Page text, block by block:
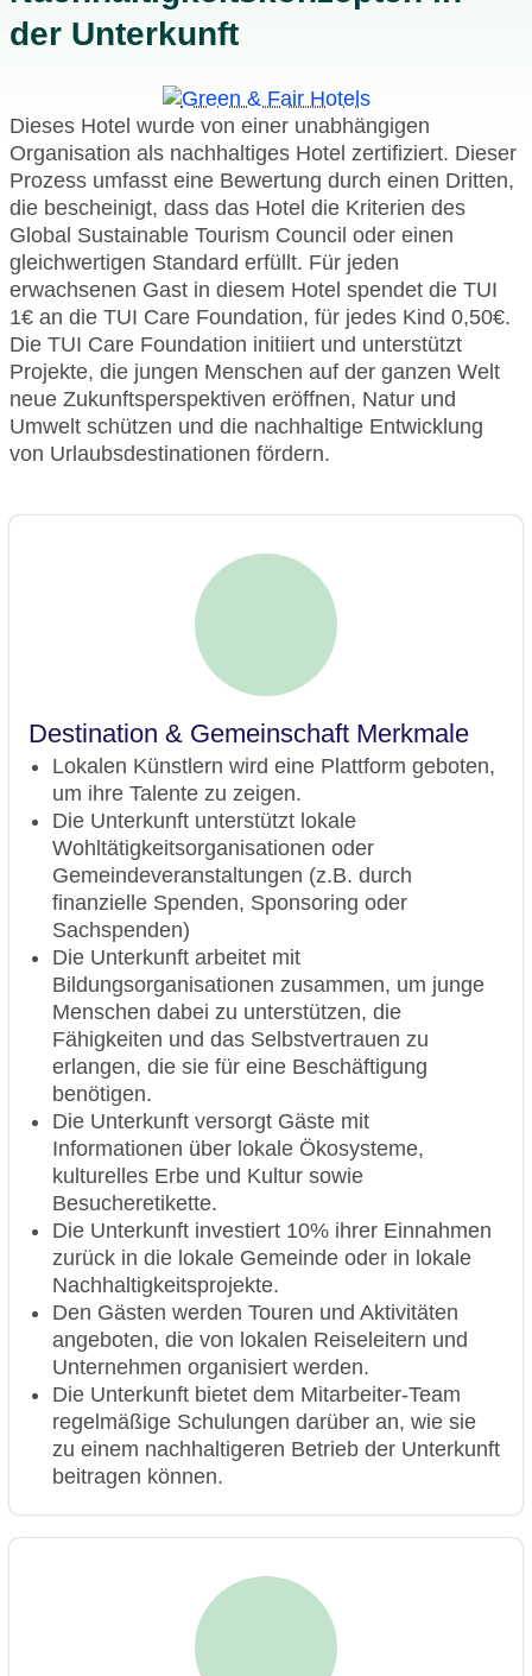
der Unterkunft
Dieses Hotel wurde von einer unabhängigen
Organisation als nachhaltiges Hotel zertifiziert. Dieser
Prozess umfasst eine Bewertung durch einen Dritten,
die bescheinigt, dass das Hotel die Kriterien des
Global Sustainable Tourism Council oder einen
gleichwertigen Standard erfüllt. Für jeden
erwachsenen Gast in diesem Hotel spendet die TUI
1€ an die TUI Care Foundation, für jedes Kind 0,50€.
Die TUI Care Foundation initiiert und unterstützt
Projekte, die jungen Menschen auf der ganzen Welt
neue Zukunftsperspektiven eröffnen, Natur und
Umwelt schützen und die nachhaltige Entwicklung
von Urlaubsdestinationen fördern.
Destination & Gemeinschaft Merkmale
Lokalen Künstlern wird eine Plattform geboten,
um ihre Talente zu zeigen.
Die Unterkunft unterstützt lokale
Wohltätigkeitsorganisationen oder
Gemeindeveranstaltungen (z.B. durch
finanzielle Spenden, Sponsoring oder
Sachspenden)
Die Unterkunft arbeitet mit
Bildungsorganisationen zusammen, um junge
Menschen dabei zu unterstützen, die
Fähigkeiten und das Selbstvertrauen zu
erlangen, die sie für eine Beschäftigung
benötigen.
Die Unterkunft versorgt Gäste mit
Informationen über lokale Ökosysteme,
kulturelles Erbe und Kultur sowie
Besucheretikette.
Die Unterkunft investiert 10% ihrer Einnahmen
zurück in die lokale Gemeinde oder in lokale
Nachhaltigkeitsprojekte.
Den Gästen werden Touren und Aktivitäten
angeboten, die von lokalen Reiseleitern und
Unternehmen organisiert werden.
Die Unterkunft bietet dem Mitarbeiter-Team
regelmäßige Schulungen darüber an, wie sie
zu einem nachhaltigeren Betrieb der Unterkunft
beitragen können.